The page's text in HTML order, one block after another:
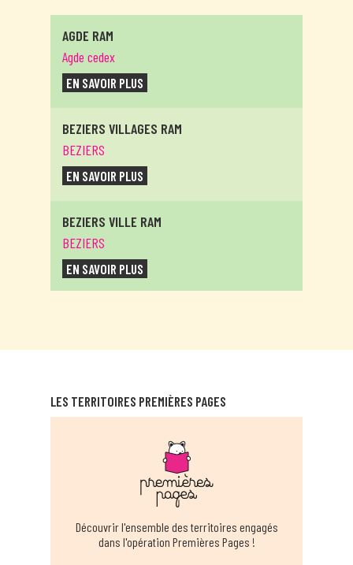
AGDE RAM
Agde cedex
EN SAVOIR PLUS
BEZIERS VILLAGES RAM
BEZIERS
EN SAVOIR PLUS
BEZIERS VILLE RAM
BEZIERS
EN SAVOIR PLUS
CARNON MEDIATHEQUE
CASTELNAU LE LEZ RAM
CASTENAU LE LEZ
EN SAVOIR PLUS
LES TERRITOIRES PREMIÈRES PAGES
Découvrir l'ensemble des territoires engagés
dans l'opération Premières Pages !